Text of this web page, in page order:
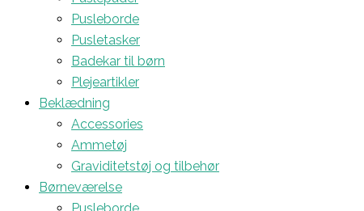
Pusleborde
Pusletasker
Badekar til børn
Plejeartikler
Beklædning
Accessories
Ammetøj
Graviditetstøj og tilbehør
Børneværelse